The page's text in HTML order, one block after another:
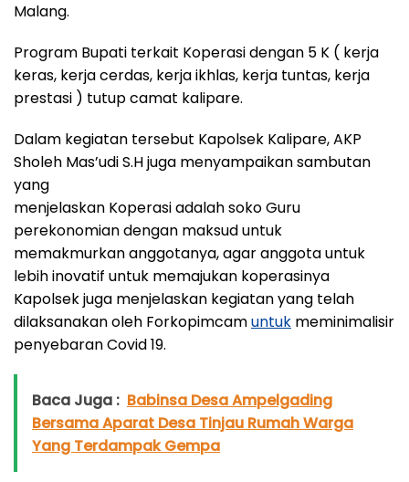
Malang.
Program Bupati terkait Koperasi dengan 5 K ( kerja
keras, kerja cerdas, kerja ikhlas, kerja tuntas, kerja
prestasi ) tutup camat kalipare.
Dalam kegiatan tersebut Kapolsek Kalipare, AKP
Sholeh Mas’udi S.H juga menyampaikan sambutan
yang
menjelaskan Koperasi adalah soko Guru
perekonomian dengan maksud untuk
memakmurkan anggotanya, agar anggota untuk
lebih inovatif untuk memajukan koperasinya
Kapolsek juga menjelaskan kegiatan yang telah
dilaksanakan oleh Forkopimcamuntuk meminimalisir
penyebaran Covid 19.
Baca Juga : Babinsa Desa Ampelgading
Bersama Aparat Desa Tinjau Rumah Warga
Yang Terdampak Gempa